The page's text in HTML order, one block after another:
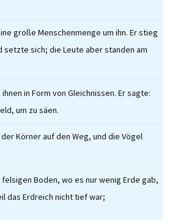
große Menschenmenge um ihn. Er stieg
setzte sich; die Leute aber standen am
in Form von Gleichnissen. Er sagte:
um zu säen.
Körner auf den Weg, und die Vögel
Boden, wo es nur wenig Erde gab,
das Erdreich nicht tief war;